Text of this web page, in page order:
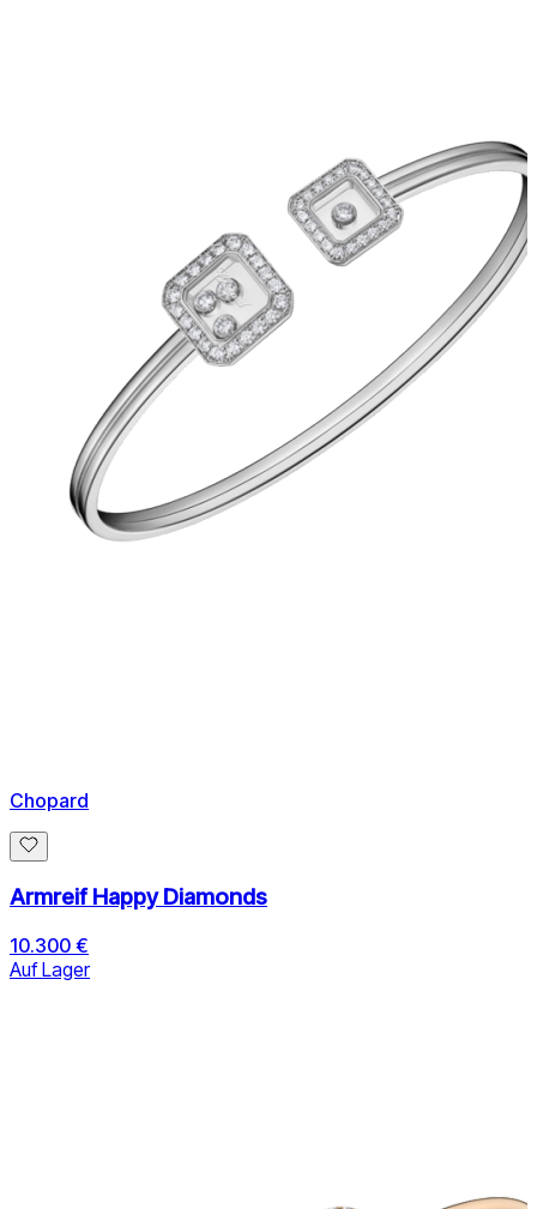
Chopard
Armreif Happy Diamonds
10.300 €
Auf Lager